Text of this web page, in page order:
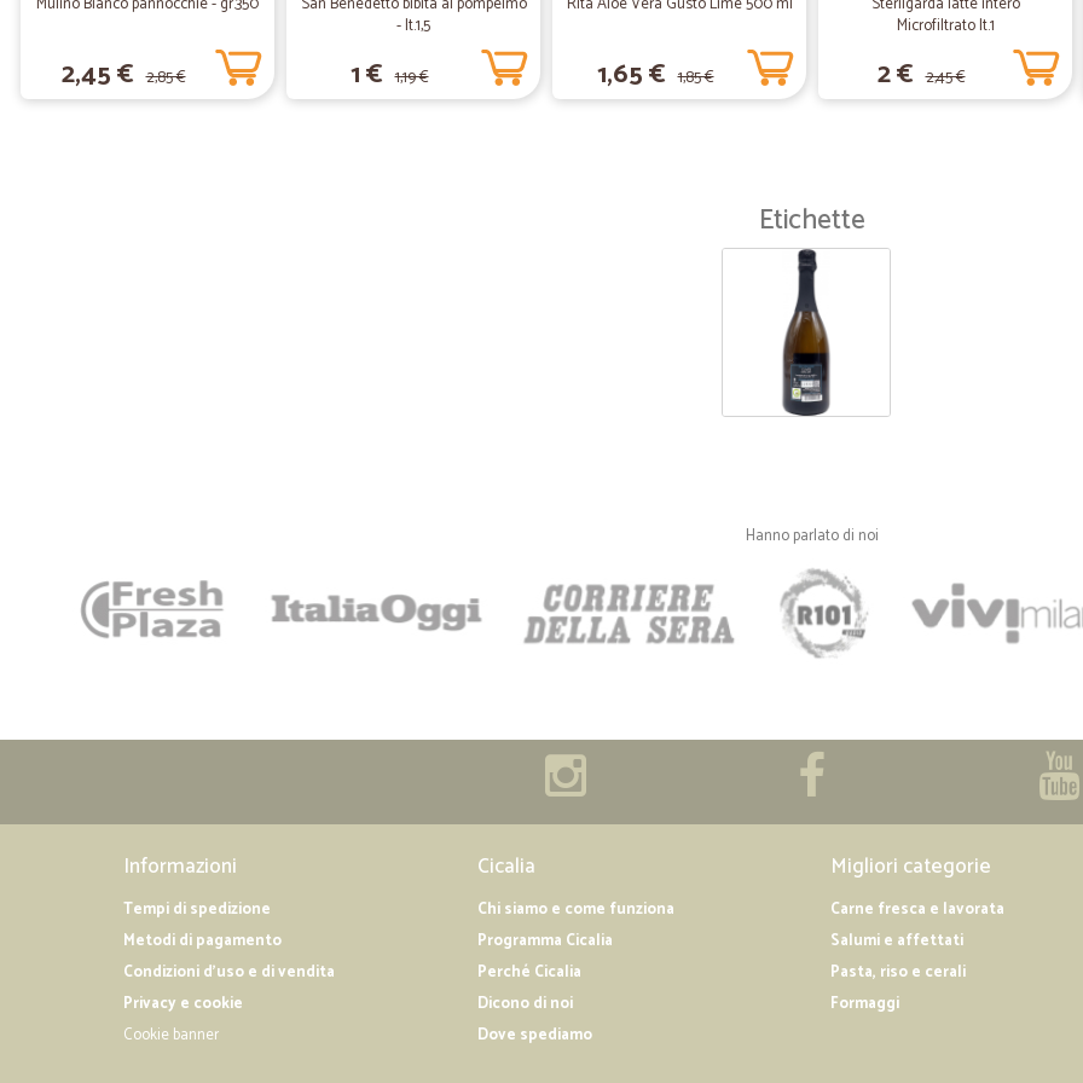
Annalisa L.
Servizio eccellente
Io mi trovo benissimo
2,45 € 2,85 €
- lt.1,5
1 € 1,19 € 1,65 € 1,85 €
Microfiltrato lt.1
2 € 2,45 €
Etichette
Hanno parlato di noi
Informazioni
Tempi di spedizione
Metodi di pagamento
Condizioni d'uso e di vendita
Privacy e cookie
Cookie banner
Cicalia
Chi siamo e come funziona
Programma Cicalia
Perché Cicalia
Dicono di noi
Dove spediamo
Migliori categorie
Carne fresca e lavorata
Salumi e affettati
Pasta, riso e cerali
Formaggi